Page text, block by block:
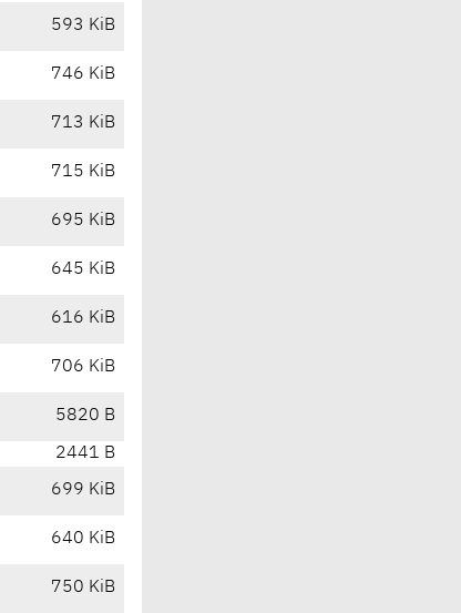
593 KiB
746 KiB
713 KiB
715 KiB
695 KiB
645 KiB
616 KiB
706 KiB
5820 B
2441 B
699 KiB
640 KiB
750 KiB